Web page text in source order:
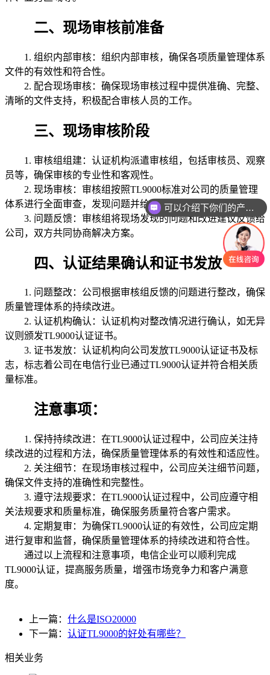
二、现场审核前准备
1. 组织内部审核：组织内部审核，确保各项质量管理体系
文件的有效性和符合性。
2. 配合现场审核：确保现场审核过程中提供准确、完整、
清晰的文件支持，积极配合审核人员的工作。
三、现场审核阶段
1. 审核组组建：认证机构派遣审核组，包括审核员、观察
员等，确保审核的专业性和客观性。
2. 现场审核：审核组按照TL9000标准对公司的质量管理
体系进行全面审查，发现问题并给出改进建议。
3. 问题反馈：审核组将现场发现的问题和改进建议反馈给
公司，双方共同协商解决方案。
四、认证结果确认和证书发放
1. 问题整改：公司根据审核组反馈的问题进行整改，确保
质量管理体系的持续改进。
2. 认证机构确认：认证机构对整改情况进行确认，如无异
议则颁发TL9000认证证书。
3. 证书发放：认证机构向公司发放TL9000认证证书及标
志，标志着公司在电信行业已通过TL9000认证并符合相关质
量标准。
注意事项：
1. 保持持续改进：在TL9000认证过程中，公司应关注持
续改进的过程和方法，确保质量管理体系的有效性和适应性。
2. 关注细节：在现场审核过程中，公司应关注细节问题，
确保文件支持的准确性和完整性。
3. 遵守法规要求：在TL9000认证过程中，公司应遵守相
关法规要求和质量标准，确保服务质量符合客户需求。
4. 定期复审：为确保TL9000认证的有效性，公司应定期
进行复审和监督，确保质量管理体系的持续改进和符合性。
通过以上流程和注意事项，电信企业可以顺利完成
TL9000认证，提高服务质量，增强市场竞争力和客户满意
度。
上一篇： 什么是ISO20000
下一篇： 认证TL9000的好处有哪些？
相关业务
可以介绍下你们的产品么